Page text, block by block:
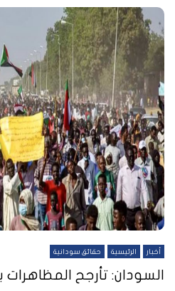
أخبار الرئيسية حقائق سودانية
السودان: تأرجح المظاهرات